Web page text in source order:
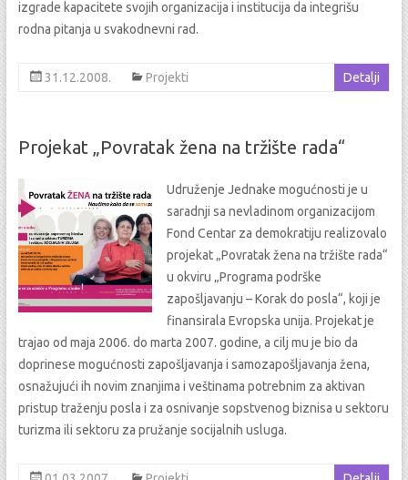
izgrade kapacitete svojih organizacija i institucija da integrišu
rodna pitanja u svakodnevni rad.
31.12.2008. Projekti Detalji
Projekat „Povratak žena na tržište rada“
Udruženje Jednake mogućnosti je u
saradnji sa nevladinom organizacijom
Fond Centar za demokratiju realizovalo
projekat „Povratak žena na tržište rada“
u okviru „Programa podrške
zapošljavanju – Korak do posla“, koji je
finansirala Evropska unija. Projekat je
trajao od maja 2006. do marta 2007. godine, a cilj mu je bio da
doprinese mogućnosti zapošljavanja i samozapošljavanja žena,
osnažujući ih novim znanjima i veštinama potrebnim za aktivan
pristup traženju posla i za osnivanje sopstvenog biznisa u sektoru
turizma ili sektoru za pružanje socijalnih usluga.